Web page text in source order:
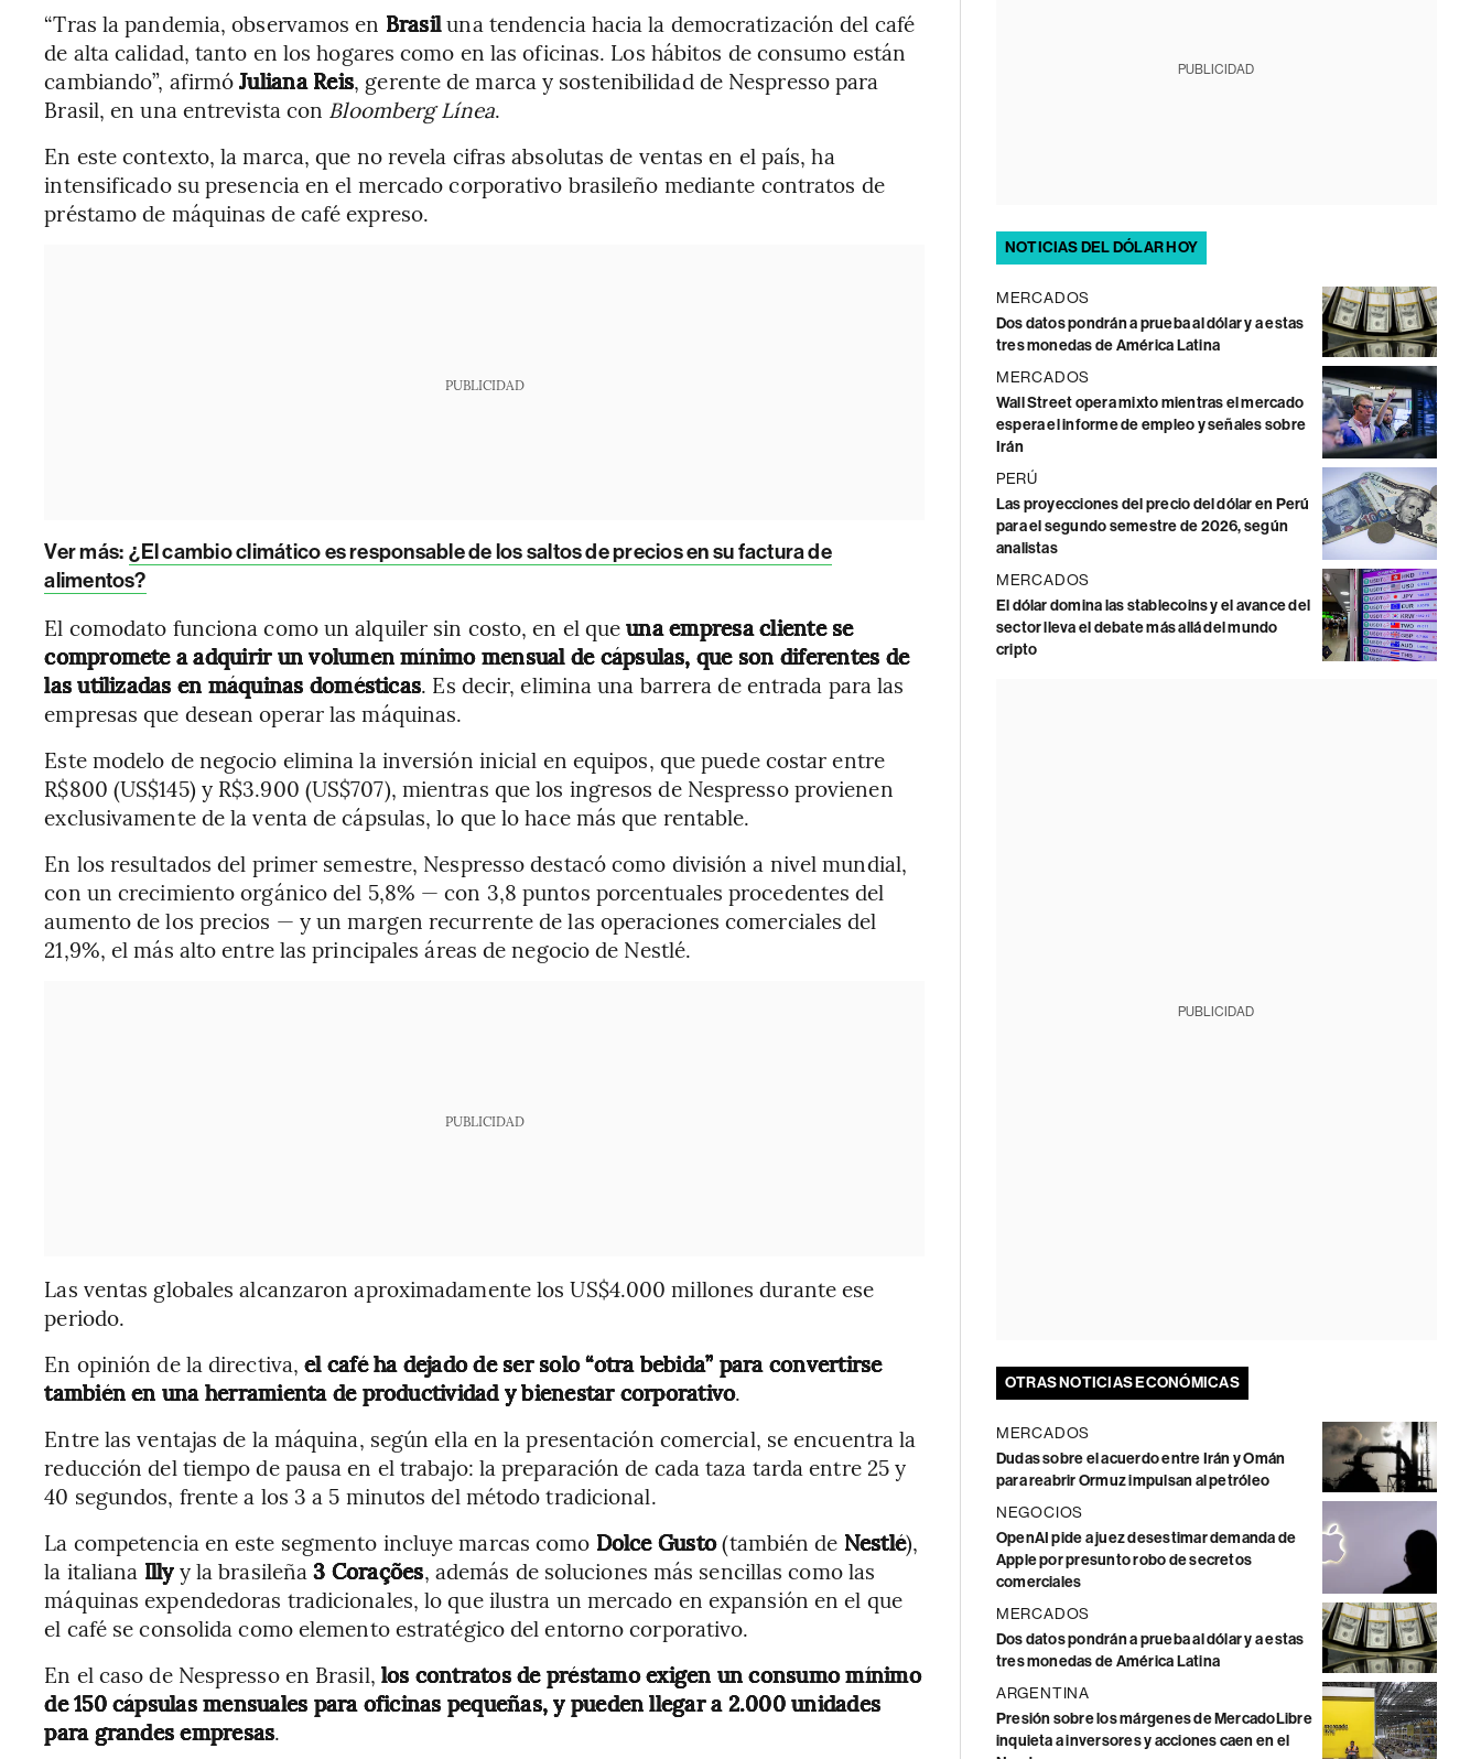
“Tras la pandemia, observamos en Brasiluna tendencia hacia la democratización del café
de alta calidad, tanto en los hogares como en las oficinas. Los hábitos de consumo están
cambiando”, afirmóJuliana Reis, gerente de marca y sostenibilidad de Nespresso para
Brasil, en una entrevista con Bloomberg Línea.
En este contexto, la marca, que no revela cifras absolutas de ventas en el país, ha
intensificado su presencia en el mercado corporativo brasileño mediante contratos de
préstamo de máquinas de café expreso.
PUBLICIDAD
Ver más: ¿El cambio climático es responsable de los saltos de precios en su factura de
alimentos?
El comodato funciona como un alquiler sin costo, en el queuna empresa cliente se
compromete a adquirir un volumen mínimo mensual de cápsulas, que son diferentes de
las utilizadas en máquinas domésticas. Es decir, elimina una barrera de entrada para las
empresas que desean operar las máquinas.
Este modelo de negocio elimina la inversión inicial en equipos, que puede costar entre
R$800 (US$145) y R$3.900 (US$707), mientras que los ingresos de Nespresso provienen
exclusivamente de la venta de cápsulas, lo que lo hace más que rentable.
En los resultados del primer semestre, Nespresso destacó como división a nivel mundial,
con un crecimiento orgánico del 5,8% — con 3,8 puntos porcentuales procedentes del
aumento de los precios — y un margen recurrente de las operaciones comerciales del
21,9%, el más alto entre las principales áreas de negocio de Nestlé.
PUBLICIDAD
Las ventas globales alcanzaron aproximadamente los US$4.000 millones durante ese
periodo.
En opinión de la directiva,el café ha dejado de ser solo “otra bebida” para convertirse
también en una herramienta de productividad y bienestar corporativo.
Entre las ventajas de la máquina, según ella en la presentación comercial, se encuentra la
reducción del tiempo de pausa en el trabajo: la preparación de cada taza tarda entre 25 y
40 segundos, frente a los 3 a 5 minutos del método tradicional.
La competencia en este segmento incluye marcas como Dolce Gusto(también de Nestlé),
la italiana Illyy la brasileña3 Corações, además de soluciones más sencillas como las
máquinas expendedoras tradicionales, lo que ilustra un mercado en expansión en el que
el café se consolida como elemento estratégico del entorno corporativo.
En el caso de Nespresso en Brasil, los contratos de préstamo exigen un consumo mínimo
de 150 cápsulas mensuales para oficinas pequeñas, y pueden llegar a 2.000 unidades
para grandes empresas.
PUBLICIDAD
NOTICIAS DEL DÓLAR HOY
MERCADOS
Dos datos pondrán a prueba al dólar y a estas
tres monedas de América Latina
MERCADOS
Wall Street opera mixto mientras el mercado
espera el informe de empleo y señales sobre
Irán
PERÚ
Las proyecciones del precio del dólar en Perú
para el segundo semestre de 2026, según
analistas
MERCADOS
El dólar domina las stablecoins y el avance del
sector lleva el debate más allá del mundo
cripto
PUBLICIDAD
OTRAS NOTICIAS ECONÓMICAS
MERCADOS
Dudas sobre el acuerdo entre Irán y Omán
para reabrir Ormuz impulsan al petróleo
NEGOCIOS
OpenAI pide a juez desestimar demanda de
Apple por presunto robo de secretos
comerciales
MERCADOS
Dos datos pondrán a prueba al dólar y a estas
tres monedas de América Latina
ARGENTINA
Presión sobre los márgenes de MercadoLibre
inquieta a inversores y acciones caen en el